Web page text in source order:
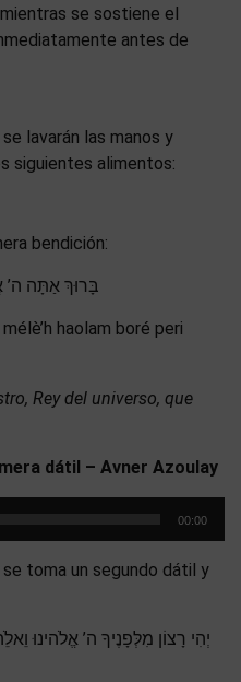
se sostiene el
antes de
lavarán las manos y
siguientes alimentos:
bendición:
בָּרוּךְ אַתָּה ה’
haolam boré peri
Rey del universo, que
dátil – Avner Azoulay
00:00
toma un segundo dátil y
יְהִי רָצוֹן מִלְּפָנֶיךָ ה’ אֱלֹהינוּ